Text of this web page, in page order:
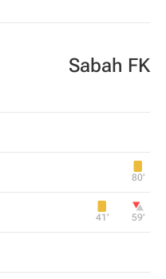
Sabah FK
80‎’‎
41‎’‎ 59‎’‎